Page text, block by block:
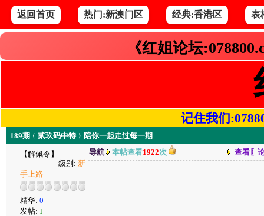
返回首页 热门:新澳门区 经典:香港区 表
《红姐论坛
记住我们
189期﹛贰玖码中特﹜陪你一起走过每一期
【解佩令】
级别: 新
手上路
精华: 0
发帖: 1
导航 本帖查看1922次 查看〖